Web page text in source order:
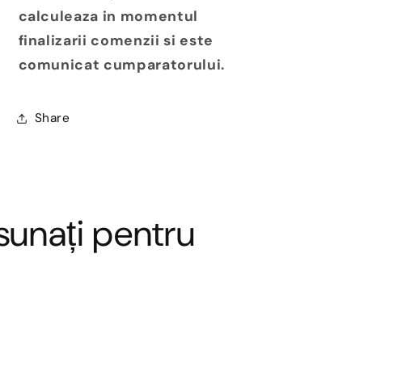
calculeaza in momentul
finalizarii comenzii si este
comunicat cumparatorului.
Share
pentru